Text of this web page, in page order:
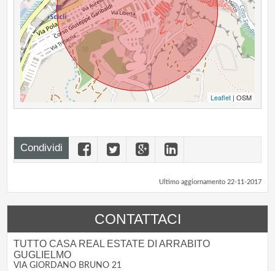
Leaflet| OSM
Condividi
Ultimo aggiornamento 22-11-2017
CONTATTACI
TUTTO CASA REAL ESTATE DI ARRABITO
GUGLIELMO
VIA GIORDANO BRUNO 21